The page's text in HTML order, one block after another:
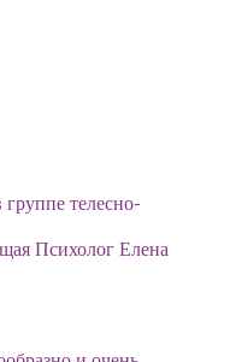
группе телесно-
Психолог Елена